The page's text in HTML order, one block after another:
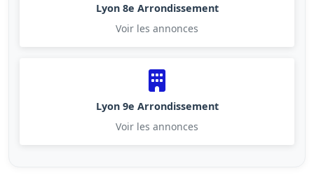
Lyon 8e Arrondissement
Voir les annonces
Lyon 9e Arrondissement
Voir les annonces